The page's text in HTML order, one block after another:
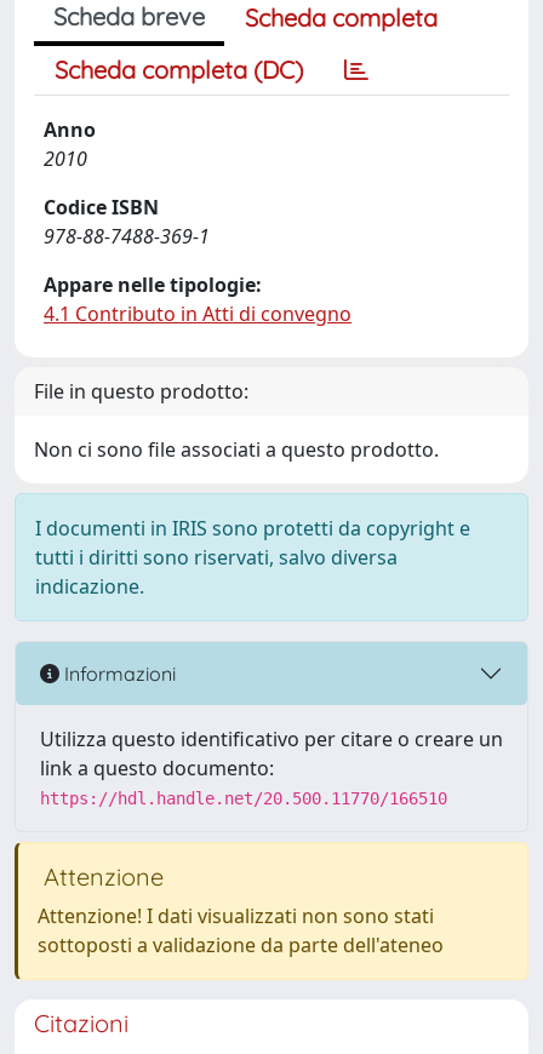
Scheda breve
Scheda completa
Scheda completa (DC)
Anno
2010
Codice ISBN
978-88-7488-369-1
Appare nelle tipologie:
4.1 Contributo in Atti di convegno
File in questo prodotto:
Non ci sono file associati a questo prodotto.
I documenti in IRIS sono protetti da copyright e
tutti i diritti sono riservati, salvo diversa
indicazione.
Informazioni
Utilizza questo identificativo per citare o creare un
link a questo documento:
https://hdl.handle.net/20.500.11770/166510
Attenzione
Attenzione! I dati visualizzati non sono stati
sottoposti a validazione da parte dell'ateneo
Citazioni